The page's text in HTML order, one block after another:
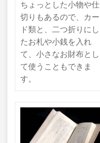
ちょっとした小物や仕
切りもあるので、カー
ド類と、二つ折りにし
たお札や小銭を入れ
て、小さなお財布とし
て使うこともできま
す。